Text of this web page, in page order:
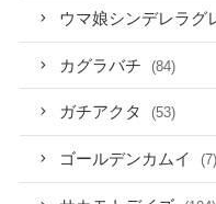
ウマ娘シンデレラグ
カグラバチ (84)
ガチアクタ (53)
ゴールデンカムイ (7)